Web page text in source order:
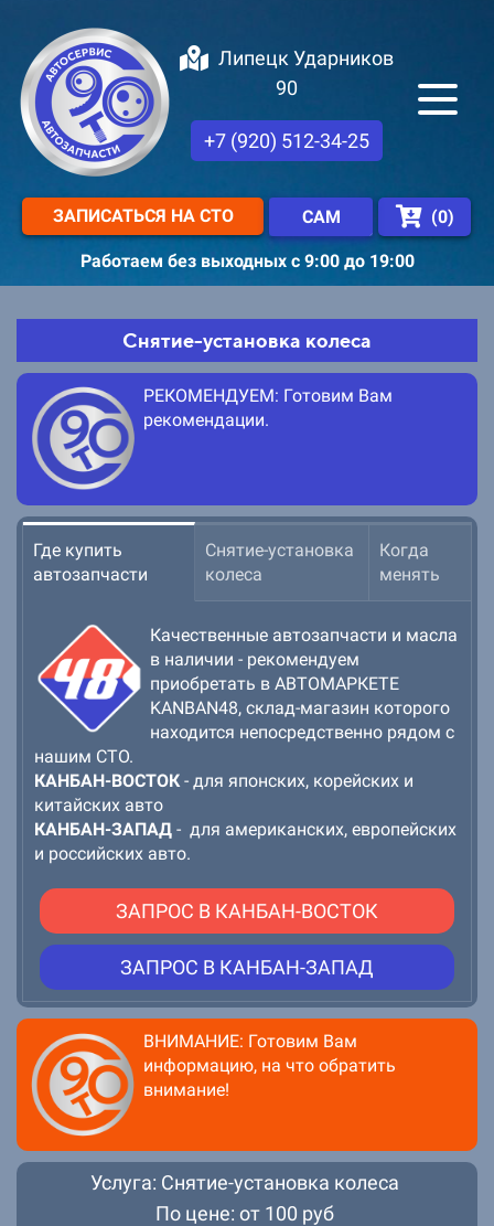
Липецк Ударников
90
+7 (920) 512-34-25
ЗАПИСАТЬСЯ НА СТО САМ (0)
Работаем без выходных с 9:00 до 19:00
Снятие-установка колеса
РЕКОМЕНДУЕМ: Готовим Вам
рекомендации.
Где купить
автозапчасти
Снятие-установка
колеса
Когда
менять
Качественные автозапчасти и масла
в наличии - рекомендуем
приобретать в АВТОМАРКЕТЕ
KANBAN48, склад-магазин которого
находится непосредственно рядом с
нашим СТО.
КАНБАН-ВОСТОК- для японских, корейских и
китайских авто
КАНБАН-ЗАПАД - для американских, европейских
и российских авто.
ЗАПРОС В КАНБАН-ВОСТОК
ЗАПРОС В КАНБАН-ЗАПАД
ВНИМАНИЕ: Готовим Вам
информацию, на что обратить
внимание!
Услуга: Снятие-установка колеса
По цене: от 100 руб